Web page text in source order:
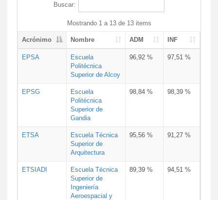
Buscar:
Mostrando 1 a 13 de 13 items
Acrónimo Nombre ADM INF
EPSA
Escuela
Politécnica
Superior de Alcoy
96,92 % 97,51 %
EPSG
Escuela
Politécnica
Superior de
Gandia
98,84 % 98,39 %
ETSA
Escuela Técnica
Superior de
Arquitectura
95,56 % 91,27 %
ETSIADI
Escuela Técnica
Superior de
Ingeniería
Aeroespacial y
89,39 % 94,51 %